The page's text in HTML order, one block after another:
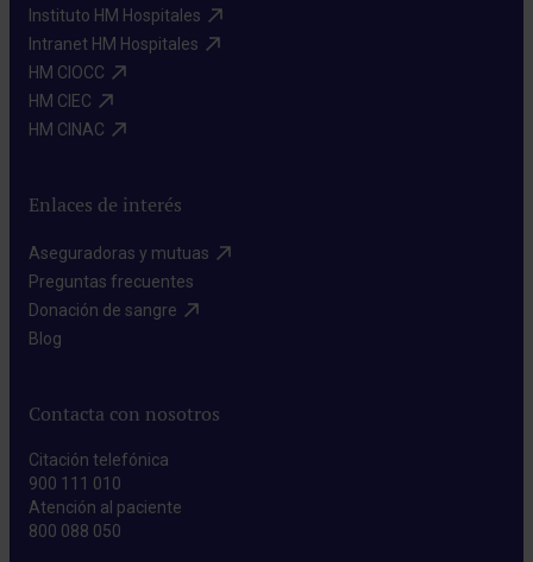
Instituto HM Hospitales​
Intranet HM Hospitales​
HM CIOCC​
HM CIEC​
HM CINAC​
Enlaces de interés
Aseguradoras y mutuas​
Preguntas frecuentes​
Donación de sangre​
Blog​
Contacta con nosotros
Citación telefónica
900 111 010
Atención al paciente
800 088 050